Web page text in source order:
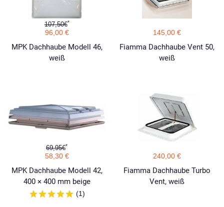
107,50€*
96,00 €
MPK Dachhaube Modell 46,
weiß
145,00 €
Fiamma Dachhaube Vent 50,
weiß
69,95€*
58,30 €
MPK Dachhaube Modell 42,
400 × 400 mm beige
(1)
240,00 €
Fiamma Dachhaube Turbo
Vent, weiß